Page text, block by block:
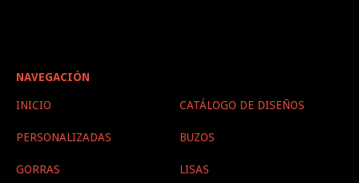
NAVEGACIÓN
INICIO CATÁLOGO DE DISEÑOS
PERSONALIZADAS BUZOS
GORRAS LISAS